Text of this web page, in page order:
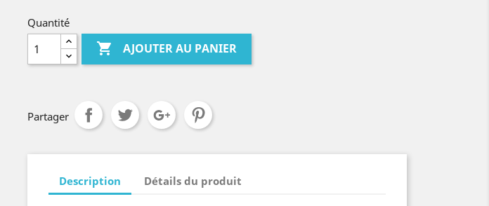
Quantité
 AJOUTER AU PANIER
Partager
Description Détails du produit